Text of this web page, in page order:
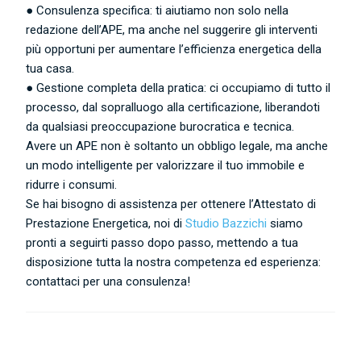
● Consulenza specifica: ti aiutiamo non solo nella
redazione dell’APE, ma anche nel suggerire gli interventi
più opportuni per aumentare l’efficienza energetica della
tua casa.
● Gestione completa della pratica: ci occupiamo di tutto il
processo, dal sopralluogo alla certificazione, liberandoti
da qualsiasi preoccupazione burocratica e tecnica.
Avere un APE non è soltanto un obbligo legale, ma anche
un modo intelligente per valorizzare il tuo immobile e
ridurre i consumi.
Se hai bisogno di assistenza per ottenere l’Attestato di
Prestazione Energetica, noi diStudio Bazzichi siamo
pronti a seguirti passo dopo passo, mettendo a tua
disposizione tutta la nostra competenza ed esperienza:
contattaci per una consulenza!